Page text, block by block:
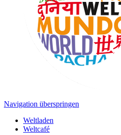
Navigation überspringen
Weltladen
Weltcafé